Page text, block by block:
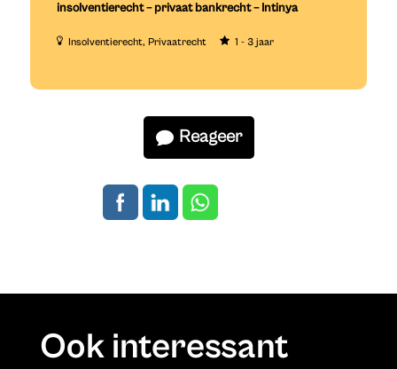
insolventierecht – privaat bankrecht – Intinya
Insolventierecht Privaatrecht 1 - 3 jaar
Reageer
Ook interessant